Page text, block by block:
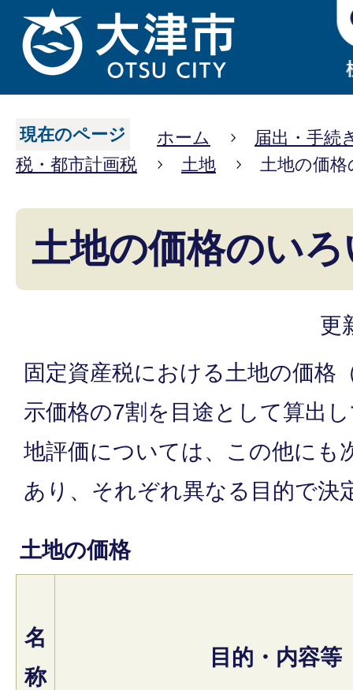
現在のページ ホーム
届出・手続
税・都市計画税
土地 土地の価
土地の価格のい
更
固定資産税における土地の価格
示価格の7割を目途として算出
地評価については、この他にも
あり、それぞれ異なる目的で決
土地の価格
名
称
目的・内容等